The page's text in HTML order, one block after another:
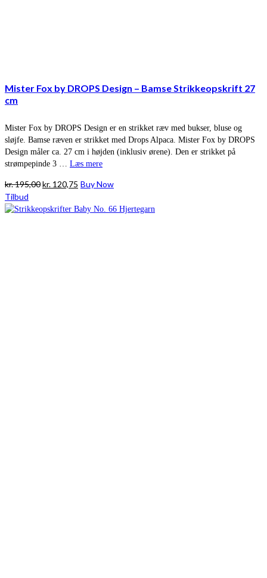
Mister Fox by DROPS Design – Bamse Strikkeopskrift 27
cm
Mister Fox by DROPS Design er en strikket ræv med bukser, bluse og
sløjfe. Bamse ræven er strikket med Drops Alpaca. Mister Fox by DROPS
Design måler ca. 27 cm i højden (inklusiv ørene). Den er strikket på
strømpepinde 3 … Læs mere
kr.195,00Den
pris
kr. 120,75 Den
pris
Buy Now
Tilbud